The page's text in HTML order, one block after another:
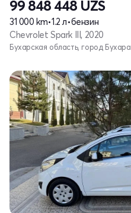
99 848 448 UZS
31 000 km•1.2 л•бензин
Chevrolet Spark III, 2020
Бухарская область, город Бухара